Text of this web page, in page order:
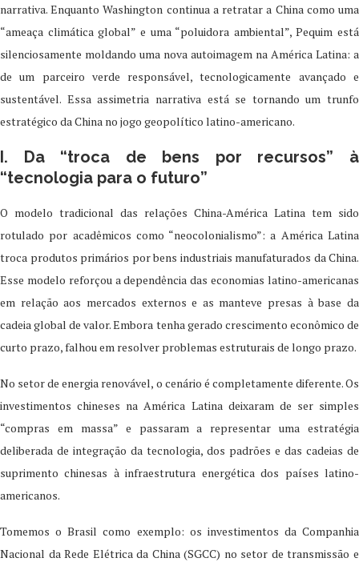
narrativa. Enquanto Washington continua a retratar a China como uma
“ameaça climática global” e uma “poluidora ambiental”, Pequim está
silenciosamente moldando uma nova autoimagem na América Latina: a
de um parceiro verde responsável, tecnologicamente avançado e
sustentável. Essa assimetria narrativa está se tornando um trunfo
estratégico da China no jogo geopolítico latino-americano.
I. Da “troca de bens por recursos” à
“tecnologia para o futuro”
O modelo tradicional das relações China-América Latina tem sido
rotulado por acadêmicos como “neocolonialismo”: a América Latina
troca produtos primários por bens industriais manufaturados da China.
Esse modelo reforçou a dependência das economias latino-americanas
em relação aos mercados externos e as manteve presas à base da
cadeia global de valor. Embora tenha gerado crescimento econômico de
curto prazo, falhou em resolver problemas estruturais de longo prazo.
No setor de energia renovável, o cenário é completamente diferente. Os
investimentos chineses na América Latina deixaram de ser simples
“compras em massa” e passaram a representar uma estratégia
deliberada de integração da tecnologia, dos padrões e das cadeias de
suprimento chinesas à infraestrutura energética dos países latino-
americanos.
Tomemos o Brasil como exemplo: os investimentos da Companhia
Nacional da Rede Elétrica da China (SGCC) no setor de transmissão e